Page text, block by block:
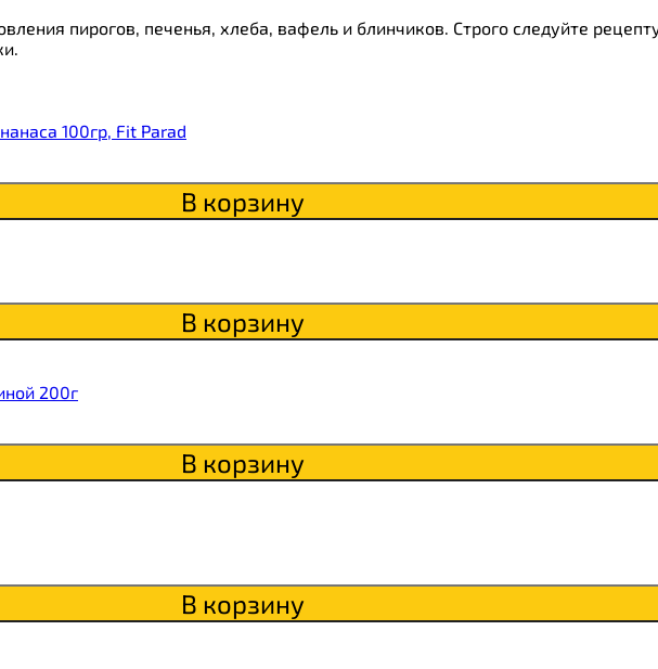
Chikapie
пирогов, печенья, хлеба, вафель и блинчиков. Строго следуйте
100гр, Fit Parad
В корзину
В корзину
200г
В корзину
В корзину